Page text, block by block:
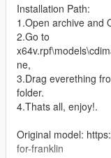
Installation Path:
1.Open archive and
2.Go to
ne,
3.Drag everething
folder.
4.Thats all, enjoy!.
Original model:
for-franklin